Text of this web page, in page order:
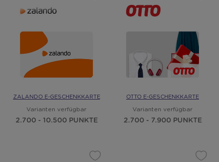
ZALANDO E-GESCHENKKARTE
Varianten verfügbar
2.700 - 10.500 PUNKTE
OTTO E-GESCHENKKARTE
Varianten verfügbar
2.700 - 7.900 PUNKTE